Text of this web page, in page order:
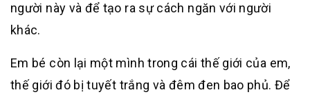
người này và để tạo ra sự cách ngăn với người
khác.
Em bé còn lại một mình trong cái thế giới của em,
thế giới đó bị tuyết trắng và đêm đen bao phủ. Để